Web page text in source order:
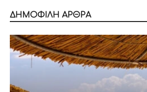
ΔΗΜΟΦΙΛΗ ΑΡΘΡΑ